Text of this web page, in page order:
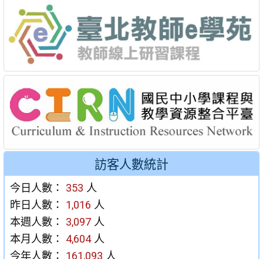
訪客人數統計
今日人數： 353 人
昨日人數：
1,016 人
本週人數：
3,097 人
本月人數：
4,604 人
今年人數：
161,093 人